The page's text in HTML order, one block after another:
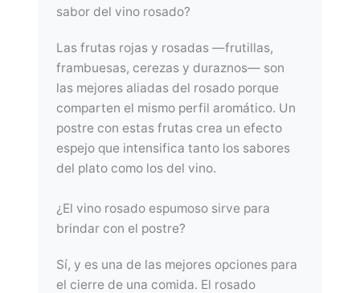
sabor del vino rosado?
Las frutas rojas y rosadas —frutillas,
frambuesas, cerezas y duraznos— son
las mejores aliadas del rosado porque
comparten el mismo perfil aromático. Un
postre con estas frutas crea un efecto
espejo que intensifica tanto los sabores
del plato como los del vino.
¿El vino rosado espumoso sirve para
brindar con el postre?
Sí, y es una de las mejores opciones para
el cierre de una comida. El rosado